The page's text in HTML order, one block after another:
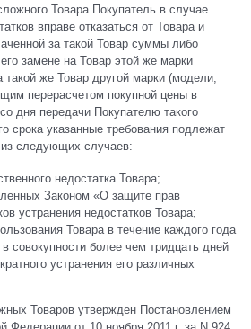
Товара Покупатель в случае
вправе отказаться от Товара и
за такой Товар суммы либо
замене на Товар этой же марки
же Товар другой марки (модели,
перерасчетом покупной цены в
дня передачи Покупателю такого
срока указанные требования подлежат
следующих случаев:
недостатка Товара;
Законом «О защите прав
устранения недостатков Товара;
Товара в течение каждого года
в совокупности более чем тридцать дней
устранения его различных
Товаров утвержден Постановлением